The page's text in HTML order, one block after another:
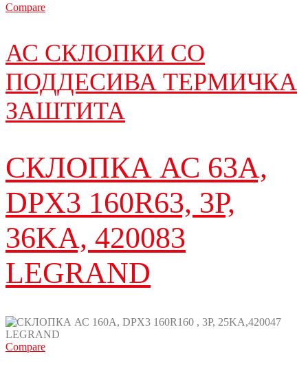
Compare
АС СКЛОПКИ СО
ПОДДЕСИВА ТЕРМИЧКА
ЗАШТИТА
СКЛОПКА АС 63A,
DPX3 160R63, 3P,
36KA, 420083
LEGRAND
Compare